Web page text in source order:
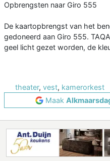
Opbrengsten naar Giro 555
De kaartopbrengst van het
gedoneerd aan Giro 555.
geel licht gezet worden, de
theater, vest, kamerorkest
Maak